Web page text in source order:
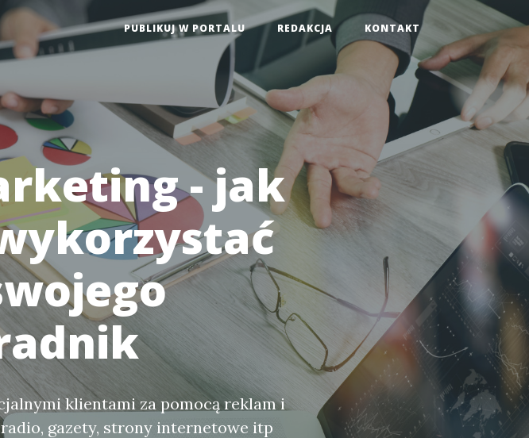
PUBLIKUJ W PORTALU REDAKCJA KONTAKT
- jak
klientami za pomocą reklam i
gazety, strony internetowe itp